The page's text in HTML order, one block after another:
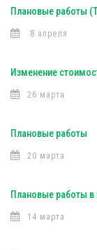
Плановые работы
8 апреля
Изменение
26 марта
Плановые работы
20 марта
Плановые работы в
14 марта